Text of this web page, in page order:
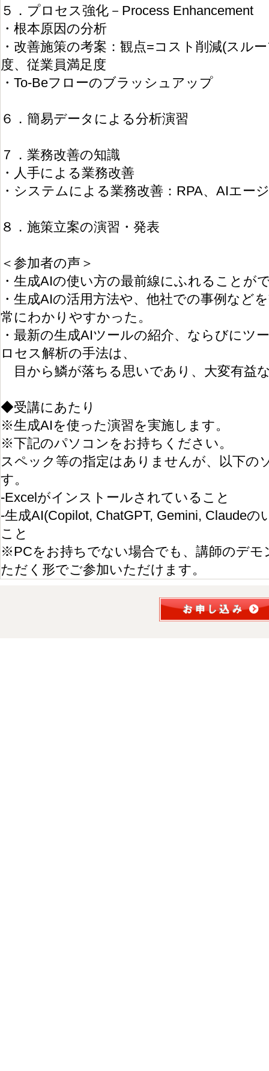
５．プロセス強化－Process Enhancement
・根本原因の分析
・改善施策の考案：観点=コスト削減(スル
度、従業員満足度
・To-Beフローのブラッシュアップ
６．簡易データによる分析演習
７．業務改善の知識
・人手による業務改善
・システムによる業務改善：RPA、AIエー
８．施策立案の演習・発表
＜参加者の声＞
・生成AIの使い方の最前線にふれることが
・生成AIの活用方法や、他社での事例など
常にわかりやすかった。
・最新の生成AIツールの紹介、ならびにツ
ロセス解析の手法は、
目から鱗が落ちる思いであり、大変有益
◆受講にあたり
※生成AIを使った演習を実施します。
※下記のパソコンをお持ちください。
スペック等の指定はありませんが、以下の
す。
-Excelがインストールされていること
-生成AI(Copilot, ChatGPT, Gemini, Claude
こと
※PCをお持ちでない場合でも、講師のデ
ただく形でご参加いただけます。